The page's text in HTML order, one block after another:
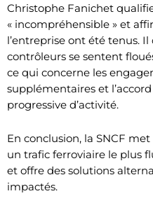
Christophe Fanichet
« incompréhensible » et
l’entreprise ont été tenus.
contrôleurs se sentent
ce qui concerne les
supplémentaires et
progressive d’activité.
En conclusion, la SNCF
un trafic ferroviaire le plus
et offre des solutions
impactés.